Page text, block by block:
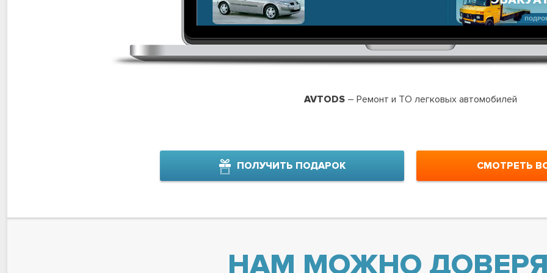
AVTODS– Ремонт и ТО легковых автомобилей
ПОЛУЧИТЬ ПОДАРОК СМОТРЕТЬ
НАМ МОЖНО